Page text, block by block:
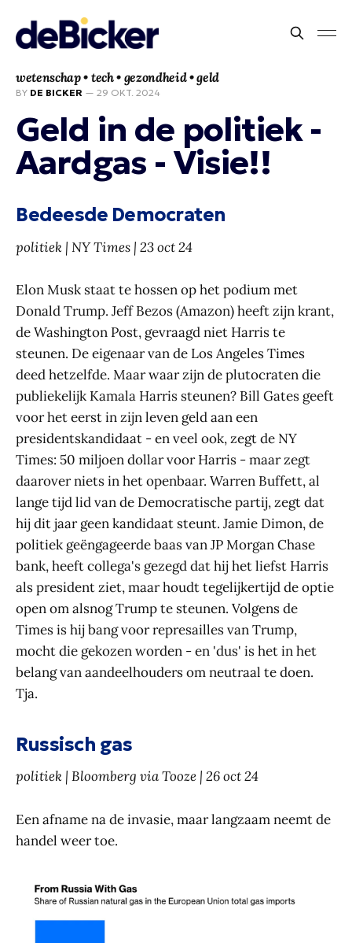
wetenschap • tech • gezondheid • geld
BY DE BICKER — 29 OKT. 2024
Geld in de politiek -
Aardgas - Visie!!
Bedeesde Democraten
politiek | NY Times | 23 oct 24
Elon Musk staat te hossen op het podium met
Donald Trump. Jeff Bezos (Amazon) heeft zijn krant,
de Washington Post, gevraagd niet Harris te
steunen. De eigenaar van de Los Angeles Times
deed hetzelfde. Maar waar zijn de plutocraten die
publiekelijk Kamala Harris steunen? Bill Gates geeft
voor het eerst in zijn leven geld aan een
presidentskandidaat - en veel ook, zegt de NY
Times: 50 miljoen dollar voor Harris - maar zegt
daarover niets in het openbaar. Warren Buffett, al
lange tijd lid van de Democratische partij, zegt dat
hij dit jaar geen kandidaat steunt. Jamie Dimon, de
politiek geëngageerde baas van JP Morgan Chase
bank, heeft collega's gezegd dat hij het liefst Harris
als president ziet, maar houdt tegelijkertijd de optie
open om alsnog Trump te steunen. Volgens de
Times is hij bang voor represailles van Trump,
mocht die gekozen worden - en 'dus' is het in het
belang van aandeelhouders om neutraal te doen.
Tja.
Russisch gas
politiek | Bloomberg via Tooze | 26 oct 24
Een afname na de invasie, maar langzaam neemt de
handel weer toe.